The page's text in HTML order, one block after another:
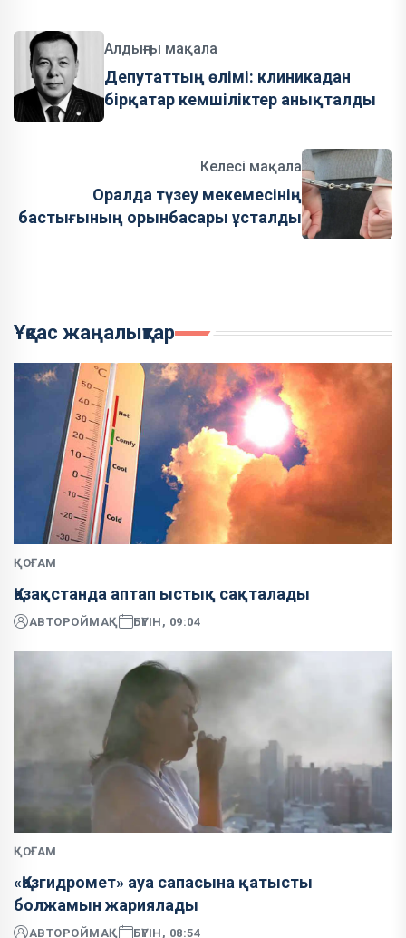
Алдыңғы мақала
Депутаттың өлімі: клиникадан
бірқатар кемшіліктер анықталды
Келесі мақала
Оралда түзеу мекемесінің
бастығының орынбасары ұсталды
Ұқсас жаңалықтар
ҚОҒАМ
Қазақстанда аптап ыстық сақталады
АВТОРОЙМАҚ БҮГІН, 09:04
ҚОҒАМ
«Қазгидромет» ауа сапасына қатысты
болжамын жариялады
АВТОРОЙМАҚ БҮГІН, 08:54